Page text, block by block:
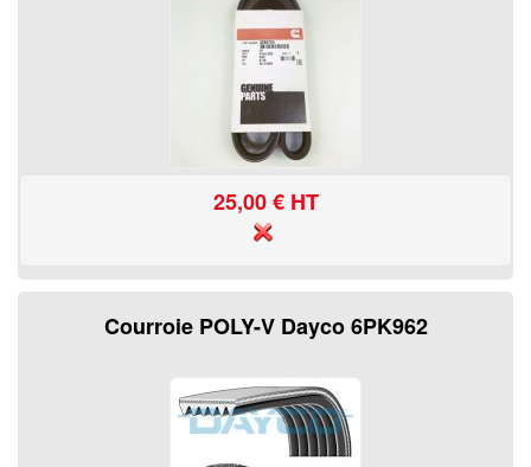
25,00€ HT
Courroie POLY-V Dayco 6PK962